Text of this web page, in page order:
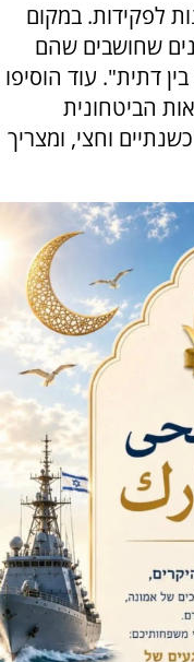
לפקידות. במקום
שחושבים שהם
דתית". עוד הוסיפו
הביטחונית
וחצי, ומצריך